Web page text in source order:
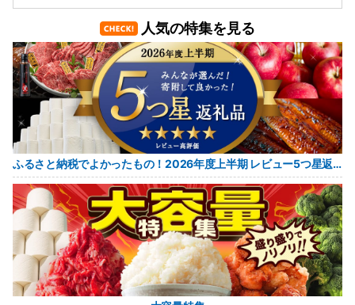
🌾数量限定🍚無洗米あきたこまち10kg🍙今だけ
🌾
08月07日(金) 16時08分
岐阜県北方町
【訳あり品】先行予約 令和8年11月中旬順次発
送 富有柿 ( 8個 ／ 1.8kg ) 1箱
08月07日(金) 16時05分
宮城県石巻市
銀だら 西京漬 2切パック × 4セット
08月07日(金) 16時03分
高知県南国市
アイスブリュレ4種セット
人気の特集を見る
ふるさと納税でよかったもの！2026年度上半期 レビュー5つ星返礼品